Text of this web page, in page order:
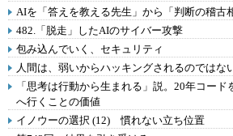
AIを「答えを教える先生」から「判断の稽古
482.「脱走」したAIのサイバー攻撃
包み込んでいく、セキュリティ
人間は、弱いからハッキングされるのではな
「思考は行動から生まれる」説。20年コー
へ行くことの価値
イノウーの選択 (12) 慣れない立ち位置